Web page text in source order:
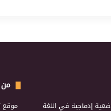
إدماجية في اللغة
موقع